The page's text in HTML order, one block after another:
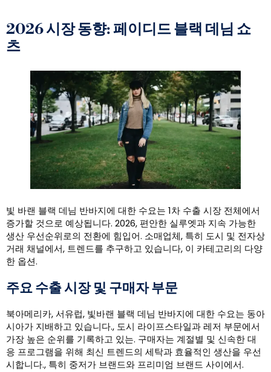
2026 시장 동향: 페이디드 블랙 데님 쇼
츠
빛 바랜 블랙 데님 반바지에 대한 수요는 1차 수출 시장 전체에서
증가할 것으로 예상됩니다. 2026, 편안한 실루엣과 지속 가능한
생산 우선순위로의 전환에 힘입어. 소매업체, 특히 도시 및 전자상
거래 채널에서, 트렌드를 추구하고 있습니다, 이 카테고리의 다양
한 옵션.
주요 수출 시장 및 구매자 부문
북아메리카, 서유럽, 빛바랜 블랙 데님 반바지에 대한 수요는 동아
시아가 지배하고 있습니다., 도시 라이프스타일과 레저 부문에서
가장 높은 순위를 기록하고 있는. 구매자는 계절별 및 신속한 대
응 프로그램을 위해 최신 트렌드의 세탁과 효율적인 생산을 우선
시합니다., 특히 중저가 브랜드와 프리미엄 브랜드 사이에서.